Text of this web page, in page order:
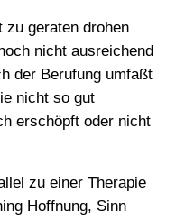
zu geraten drohen
nicht ausreichend
der Berufung umfaßt
nicht so gut
erschöpft oder nicht
zu einer Therapie
Hoffnung, Sinn